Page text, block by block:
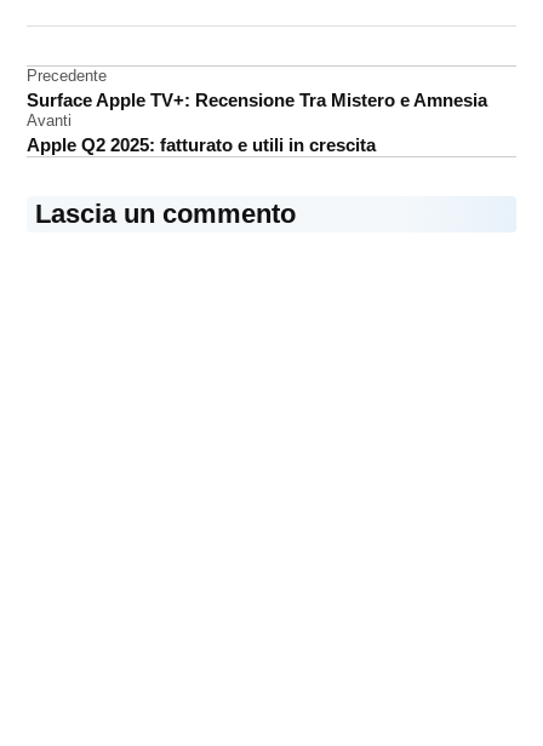
Navigazione
articoli
Precedente
Surface Apple TV+: Recensione Tra Mistero e Amnesia
Avanti
Apple Q2 2025: fatturato e utili in crescita
Lascia un commento